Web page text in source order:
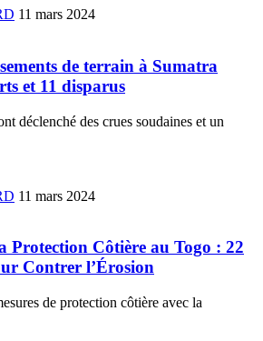
11 mars 2024
de terrain à Sumatra
et 11 disparus
déclenché des crues soudaines et un
11 mars 2024
Protection Côtière au Togo : 22
Contrer l’Érosion
de protection côtière avec la